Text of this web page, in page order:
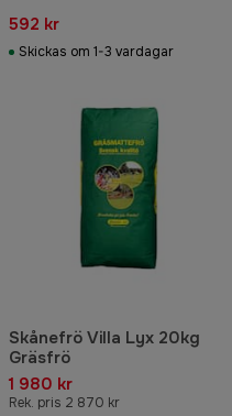
592 kr
Skickas om 1-3 vardagar
Skånefrö Villa Lyx 20kg
Gräsfrö
1 980 kr
Rek. pris 2 870 kr